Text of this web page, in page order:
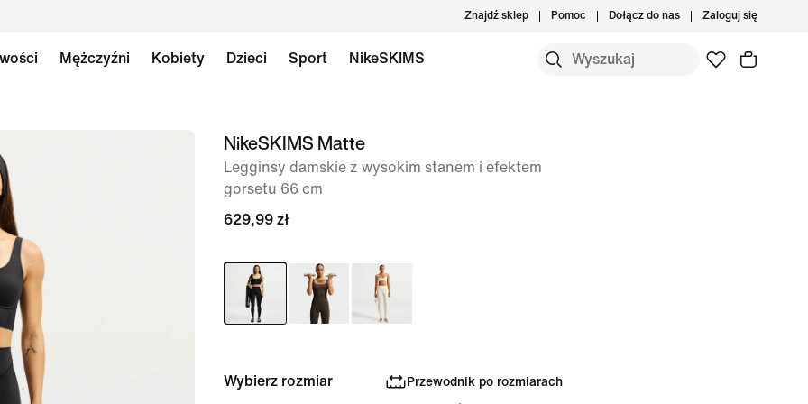
Znajdź sklep Pomoc Dołącz do nas Zaloguj się
Mężczyźni Kobiety Dzieci Sport NikeSKIMS
obrazNikeSKIMS Matte
Legginsy damskie z wysokim stanem i efektem
gorsetu 66 cm
629,99 zł
Wybierz rozmiar Przewodnik po rozmiarach